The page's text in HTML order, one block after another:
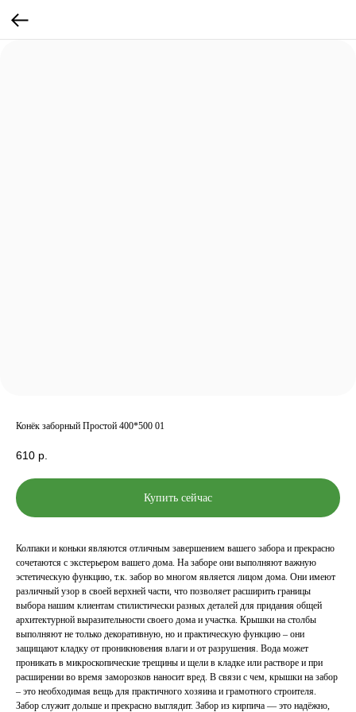
Конёк заборный Простой 400*500 01
610 р.
Купить сейчас
Колпаки и коньки являются отличным завершением вашего забора и прекрасно
сочетаются с экстерьером вашего дома. На заборе они выполняют важную
эстетическую функцию, т.к. забор во многом является лицом дома. Они имеют
различный узор в своей верхней части, что позволяет расширить границы
выбора нашим клиентам стилистически разных деталей для придания общей
архитектурной выразительности своего дома и участка. Крышки на столбы
выполняют не только декоративную, но и практическую функцию – они
защищают кладку от проникновения влаги и от разрушения. Вода может
проникать в микроскопические трещины и щели в кладке или растворе и при
расширении во время заморозков наносит вред. В связи с чем, крышки на забор
– это необходимая вещь для практичного хозяина и грамотного строителя.
Забор служит дольше и прекрасно выглядит. Забор из кирпича — это надёжно,